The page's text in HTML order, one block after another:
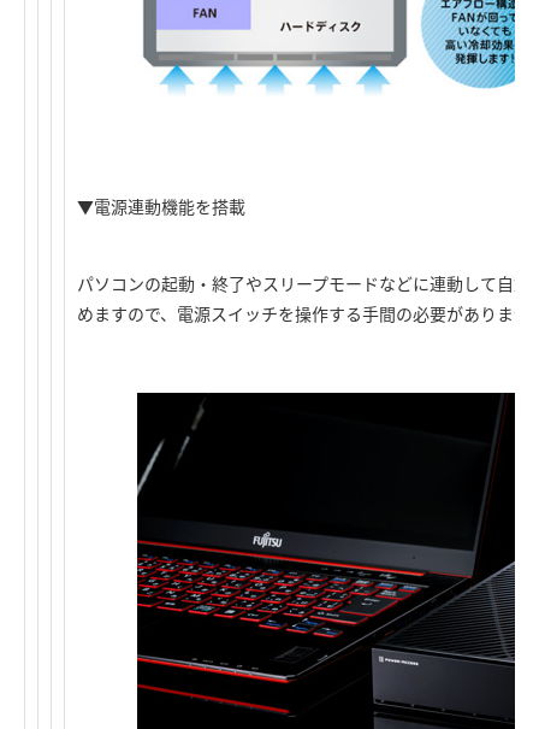
▼電源連動機能を搭載
パソコンの起動・終了やスリープモードなどに連動して自
めますので、電源スイッチを操作する手間の必要がありませ